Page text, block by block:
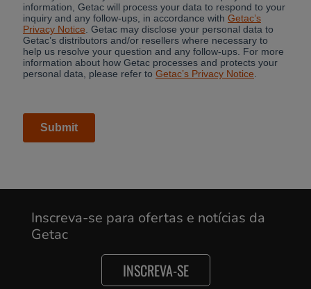
Inscreva-se para ofertas e notícias da
Getac
INSCREVA-SE